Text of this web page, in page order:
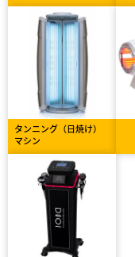
タンニング（日焼け）
マシン